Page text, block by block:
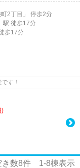
2丁目」 停歩2分
駅 徒歩17分
歩17分
す！
)
数8件 1-8棟表示